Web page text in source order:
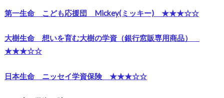
第一生命 こども応援団 Mickey(ミッキー) ★★★☆☆
大樹生命 想いを育む大樹の学資（銀行窓販専用商品）
★★★☆☆
日本生命 ニッセイ学資保険 ★★★☆☆